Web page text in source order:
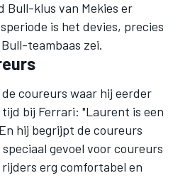
Bull-klus van Mekies er
is het devies, precies
teambaas zei.
coureurs waar hij eerder
tijd bij Ferrari: "Laurent is een
hij begrijpt de coureurs
gevoel voor coureurs
erg comfortabel en